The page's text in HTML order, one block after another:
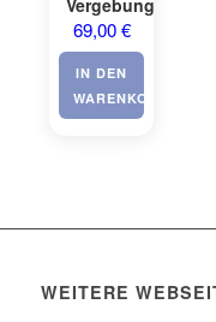
Vergebung?“
69,00€
IN DEN
WARENKORB
WEITERE